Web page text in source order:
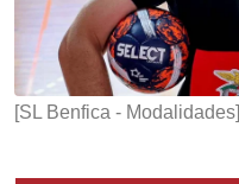
[SL Benfica - Modalidades]